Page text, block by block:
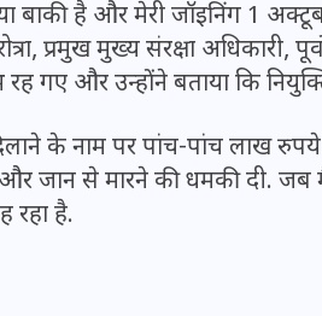
बाकी है और मेरी जॉइनिंग 1
प्रमुख मुख्य संरक्षा अधिकारी,
गए और उन्होंने बताया कि
के नाम पर पांच-पांच लाख
जान से मारने की धमकी दी.
रहा है.